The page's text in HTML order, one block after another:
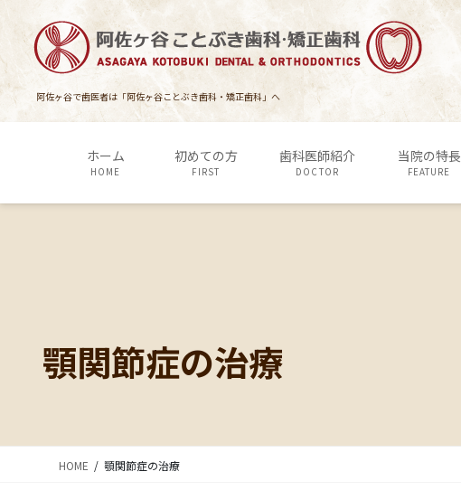
テ
ン
ツ
に
ゲ
ー
シ
ョ
動
阿佐ヶ谷で歯医者は「阿佐ヶ谷ことぶき歯科・矯正歯科」へ
ホーム
HOME
初めての方
FIRST
歯科医師紹介
DOCTOR
当院の特長
FEATURE
顎関節症の治療
HOME 顎関節症の治療